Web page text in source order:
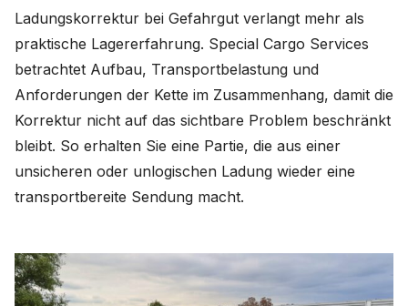
Ladungskorrektur bei Gefahrgut verlangt mehr als
praktische Lagererfahrung. Special Cargo Services
betrachtet Aufbau, Transportbelastung und
Anforderungen der Kette im Zusammenhang, damit die
Korrektur nicht auf das sichtbare Problem beschränkt
bleibt. So erhalten Sie eine Partie, die aus einer
unsicheren oder unlogischen Ladung wieder eine
transportbereite Sendung macht.